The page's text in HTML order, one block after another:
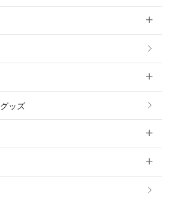
キュロット
キュロット
・タンクトップ
ー・スウェット
ン
アッズ
雑貨